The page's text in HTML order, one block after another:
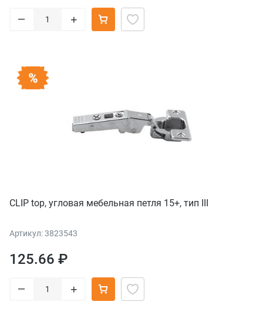
– +
CLIP top, угловая мебельная петля 15+, тип III
Артикул: 3823543
125.66 ₽
– +